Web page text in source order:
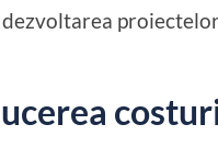
dezvoltarea